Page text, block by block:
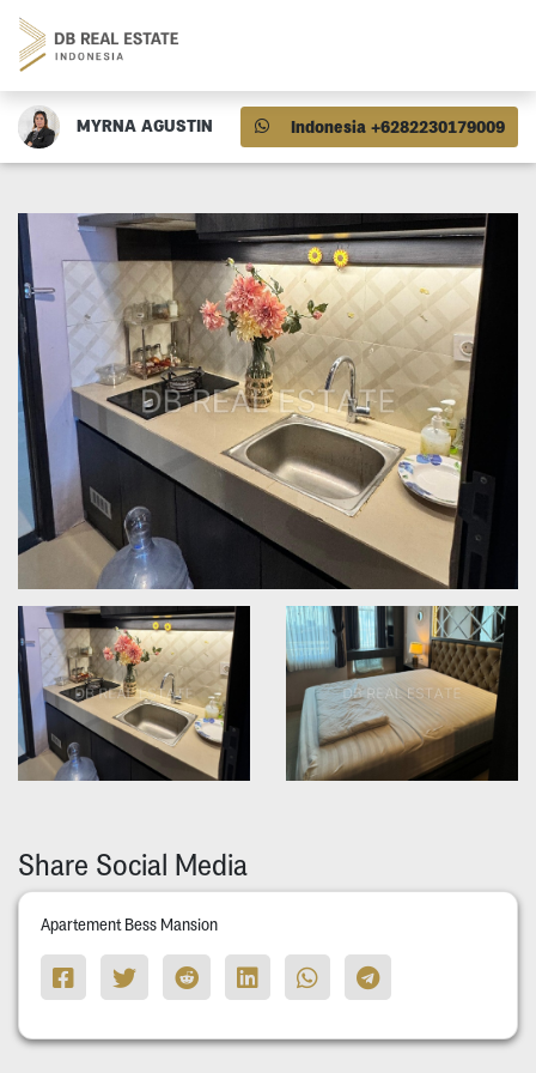
MYRNA AGUSTIN Indonesia +6282230179009
Share Social Media
Apartement Bess Mansion